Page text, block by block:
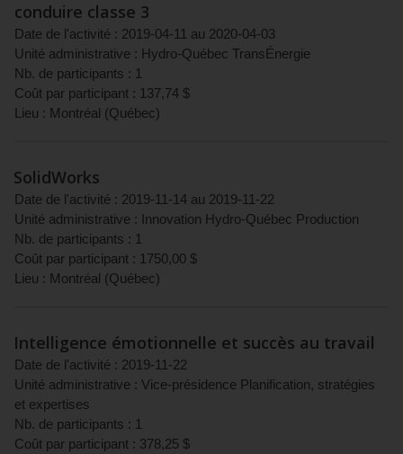
conduire classe 3
Date de l'activité : 2019-04-11 au 2020-04-03
Unité administrative : Hydro-Québec TransÉnergie
Nb. de participants : 1
Coût par participant : 137,74 $
Lieu : Montréal (Québec)
SolidWorks
Date de l'activité : 2019-11-14 au 2019-11-22
Unité administrative :
Innovation Hydro-Québec Production
Nb. de participants : 1
Coût par participant : 1750,00 $
Lieu : Montréal (Québec)
Intelligence émotionnelle et succès au travail
Date de l'activité : 2019-11-22
Unité administrative : Vice-présidence Planification, stratégies
et expertises
Nb. de participants : 1
Coût par participant : 378,25 $